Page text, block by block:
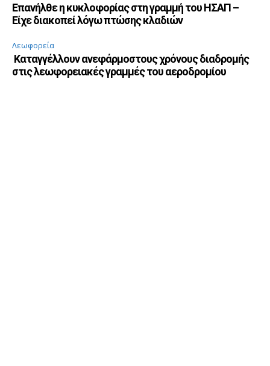
Επανήλθε η κυκλοφορίας στη γραμμή του ΗΣΑΠ –
Είχε διακοπεί λόγω πτώσης κλαδιών
Λεωφορεία
Καταγγέλλουν ανεφάρμοστους χρόνους διαδρομής
στις λεωφορειακές γραμμές του αεροδρομίου